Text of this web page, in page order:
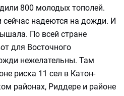
800 молодых тополей.
сейчас надеются на дожди. И
По всей стране
для Восточного
нежелательны. Там
риска 11 сел в Катон-
районах, Риддере и районе